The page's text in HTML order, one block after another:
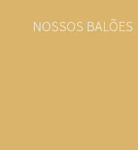
NOSSOS BALÕES